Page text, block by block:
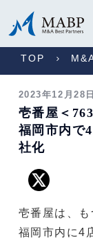
TOP
2023年12月28日
壱番屋＜
福岡市内で
社化
壱番屋は、
福岡市内に4